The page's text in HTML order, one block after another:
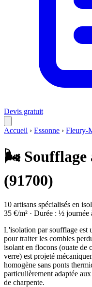
Devis gratuit
Accueil › Essonne › Fleury-
🌬️ Soufflage
(91700)
10 artisans spécialisés en
35 €/m² · Durée : ½ journée
L'isolation par soufflage est
pour traiter les combles
isolant en flocons (ouate de
verre) est projeté
homogène sans ponts
particulièrement adaptée
de charpente.